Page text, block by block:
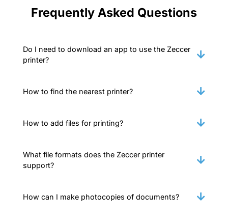
Frequently Asked Questions
Do I need to download an app to use the Zeccer
printer?
How to find the nearest printer?
How to add files for printing?
What file formats does the Zeccer printer
support?
How can I make photocopies of documents?